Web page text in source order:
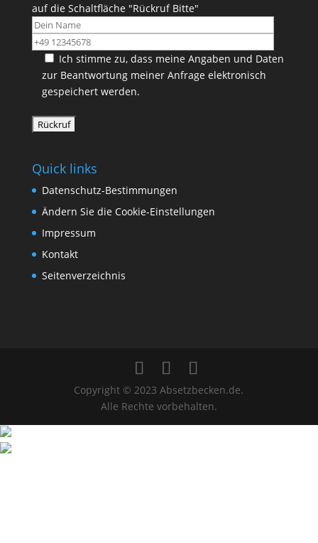
auf die Schaltfläche "Rückruf Bitte"
Ich stimme zu, dass meine Angaben und Daten
zur Beantwortung meiner Anfrage elektronisch
gespeichert werden.
Quick links
Datenschutz-Bestimmungen
Ändern Sie die Cookie-Einstellungen
Impressum
Kontakt
Seitenverzeichnis
Copyright © 2023 Absetzbecken.de.
Alle Rechte vorbehalten.